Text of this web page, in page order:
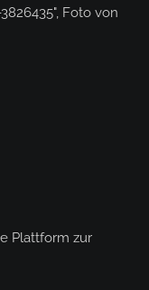
Foto von
Plattform zur